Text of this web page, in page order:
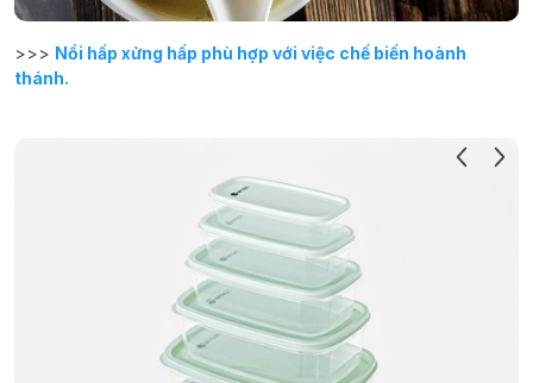
>>> Nồi hấp xửng hấp phù hợp với việc chế biến hoành
thánh.